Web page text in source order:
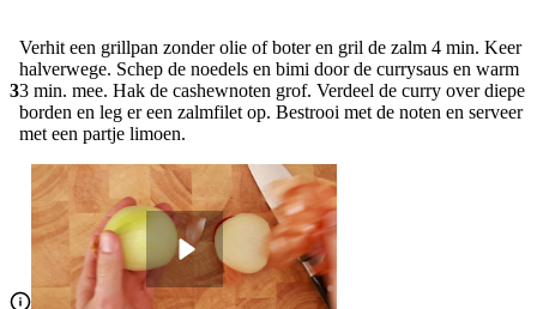
3
Verhit een grillpan zonder olie of boter en gril de zalm 4 min. Keer
halverwege. Schep de noedels en bimi door de currysaus en warm
3 min. mee. Hak de cashewnoten grof. Verdeel de curry over diepe
borden en leg er een zalmfilet op. Bestrooi met de noten en serveer
met een partje limoen.